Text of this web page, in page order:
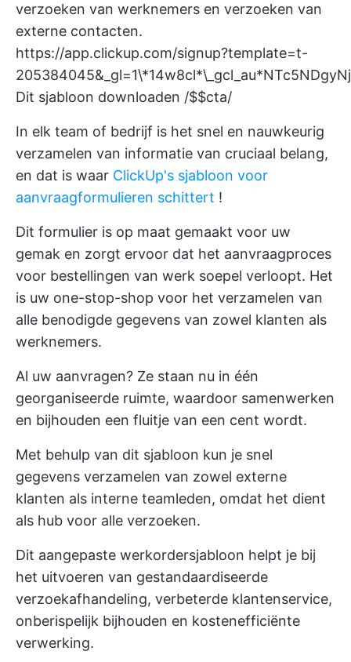
verzoeken van werknemers en verzoeken van
externe contacten.
https://app.clickup.com/signup?template=t-
Dit sjabloon downloaden /$$cta/
In elk team of bedrijf is het snel en nauwkeurig
verzamelen van informatie van cruciaal belang,
en dat is waar ClickUp's sjabloon voor
aanvraagformulieren schittert !
Dit formulier is op maat gemaakt voor uw
gemak en zorgt ervoor dat het aanvraagproces
voor bestellingen van werk soepel verloopt. Het
is uw one-stop-shop voor het verzamelen van
alle benodigde gegevens van zowel klanten als
werknemers.
Al uw aanvragen? Ze staan nu in één
georganiseerde ruimte, waardoor samenwerken
en bijhouden een fluitje van een cent wordt.
Met behulp van dit sjabloon kun je snel
gegevens verzamelen van zowel externe
klanten als interne teamleden, omdat het dient
als hub voor alle verzoeken.
Dit aangepaste werkordersjabloon helpt je bij
het uitvoeren van gestandaardiseerde
verzoekafhandeling, verbeterde klantenservice,
onberispelijk bijhouden en kostenefficiënte
verwerking.